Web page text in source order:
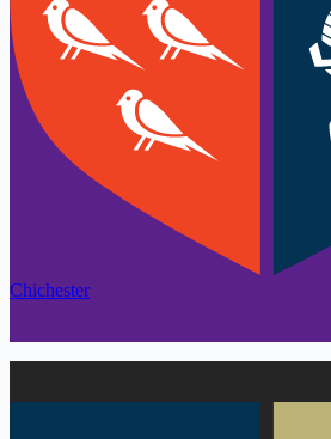
Chichester